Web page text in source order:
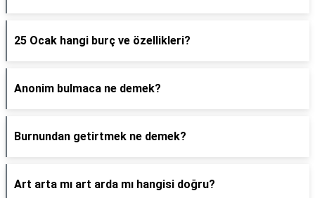
25 Ocak hangi burç ve özellikleri?
Anonim bulmaca ne demek?
Burnundan getirtmek ne demek?
Art arta mı art arda mı hangisi doğru?